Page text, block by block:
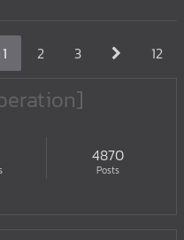
1 2 3 12
4870
Posts